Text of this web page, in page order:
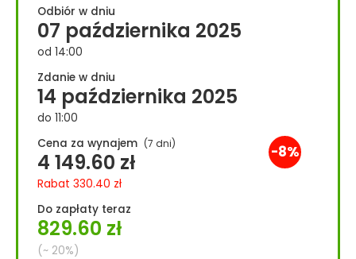
Odbiór w dniu
07 października 2025
od 14:00
Zdanie w dniu
14 października 2025
do 11:00
Cena za wynajem (7 dni)
4 149.60 zł
Rabat 330.40 zł
-8%
Do zapłaty teraz
829.60 zł
(~ 20%)